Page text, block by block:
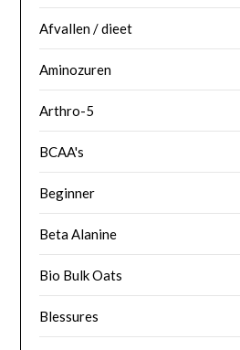
Afvallen / dieet
Aminozuren
Arthro-5
BCAA's
Beginner
Beta Alanine
Bio Bulk Oats
Blessures